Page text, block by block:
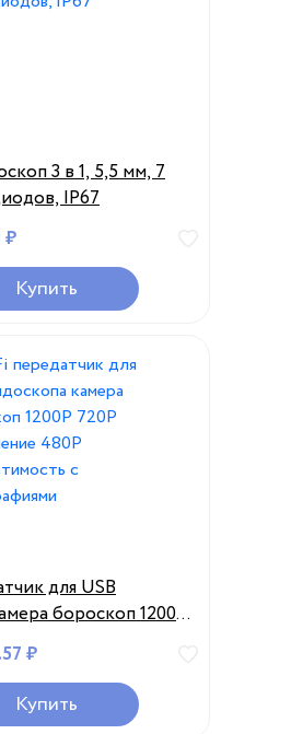
3 в 1, 5,5 мм, 7
IP67
₽
Купить
для USB
бороскоп 1200P
480P
с фотографиями
₽
Купить